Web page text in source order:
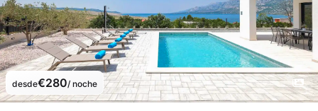
desde€280/ noche